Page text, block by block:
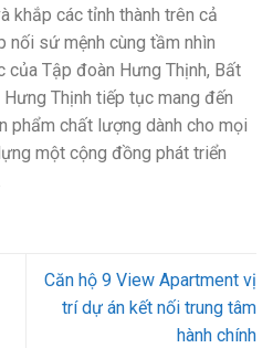
khắp các tỉnh thành trên cả
nối sứ mệnh cùng tầm nhìn
của Tập đoàn Hưng Thịnh, Bất
Thịnh tiếp tục mang đến
phẩm chất lượng dành cho mọi
một cộng đồng phát triển
Căn hộ 9 View Apartment vị
trí dự án kết nối trung tâm
hành chính